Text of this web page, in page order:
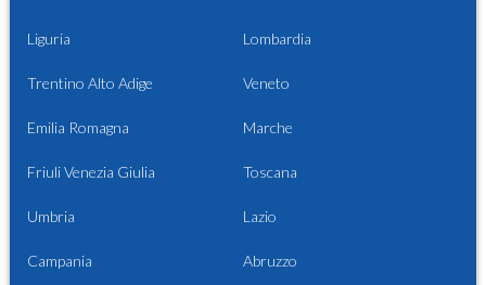
Liguria Lombardia
Trentino Alto Adige Veneto
Emilia Romagna Marche
Friuli Venezia Giulia Toscana
Umbria Lazio
Campania Abruzzo